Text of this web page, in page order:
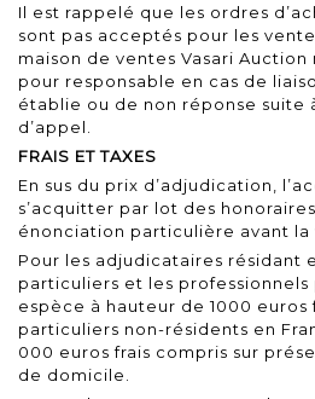
Il est rappelé que les ordres
sont pas acceptés pour les
maison de ventes Vasari
pour responsable en cas de
établie ou de non réponse suite
d’appel.
FRAIS ET TAXES
En sus du prix d’adjudication,
s’acquitter par lot des honoraires
énonciation particulière avant la
Pour les adjudicataires résidant
particuliers et les
espèce à hauteur de 1000 euros
particuliers non-résidents en
000 euros frais compris sur
de domicile.